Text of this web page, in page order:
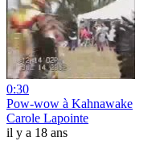
0:30
Pow-wow à Kahnawake
Carole Lapointe
il y a 18 ans